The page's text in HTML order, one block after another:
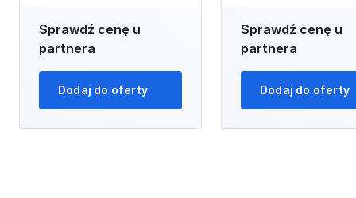
Sprawdź cenę u
partnera
Dodaj do oferty
Sprawdź cenę u
partnera
Dodaj do oferty